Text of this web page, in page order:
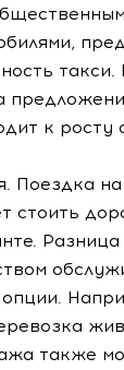
такси.
к росту
Поездка
стоить
Разница
также